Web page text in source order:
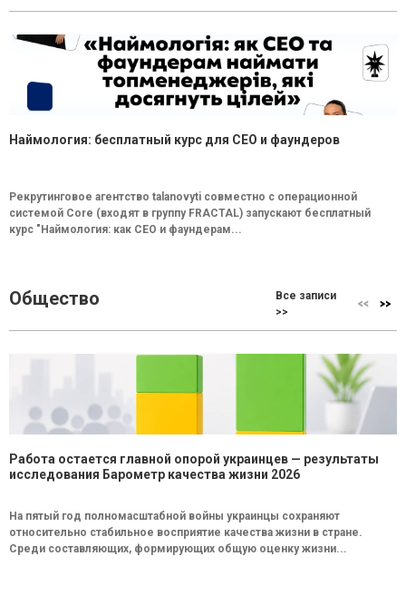
Наймология: бесплатный курс для CEO и фаундеров
Рекрутинговое агентство talanovyti совместно с операционной
системой Core (входят в группу FRACTAL) запускают бесплатный
курс "Наймология: как СEO и фаундерам...
Общество
Все записи
>>
Работа остается главной опорой украинцев — результаты
исследования Барометр качества жизни 2026
На пятый год полномасштабной войны украинцы сохраняют
относительно стабильное восприятие качества жизни в стране.
Среди составляющих, формирующих общую оценку жизни...